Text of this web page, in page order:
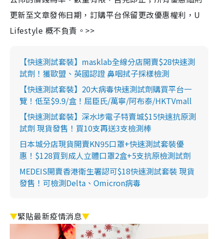
更新至文章發佈日期，訂購平台保留更改優惠權利，U
Lifestyle 概不負責。>>
【快速測試套裝】masklab全線分店開賣$28快速測
試劑！獲歐盟、英國認證 鼻咽拭子採樣檢測
【快速測試套裝】20大病毒快速測試劑購買平台一
覽！低至$9.9/盒！屈臣氏/萬寧/阿布泰/HKTVmall
【快速測試套裝】深水埗電子特賣城$15快速抗原測
試劑 現貨發售！買10支再送3支檢測棒
日本城分店現貨開賣KN95口罩+快速測試套裝優
惠！$128買到成人立體口罩2盒+5支抗原檢測試劑
MEDEIS開賣香港衛生署認可$18快速測試套裝 現貨
發售！可檢測Delta、Omicron病毒
▼緊貼最新疫情消息▼